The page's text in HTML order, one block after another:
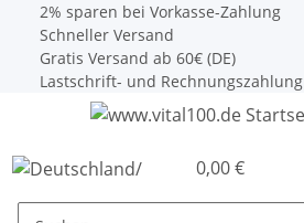
2% sparen bei Vorkasse-Zahlung
Schneller Versand
Gratis Versand ab 60€ (DE)
Lastschrift- und Rechnungszahlung
0,00 €